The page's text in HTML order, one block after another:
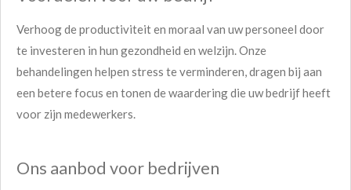
Verhoog de productiviteit en moraal van uw personeel door
te investeren in hun gezondheid en welzijn. Onze
behandelingen helpen stress te verminderen, dragen bij aan
een betere focus en tonen de waardering die uw bedrijf heeft
voor zijn medewerkers.
Ons aanbod voor bedrijven